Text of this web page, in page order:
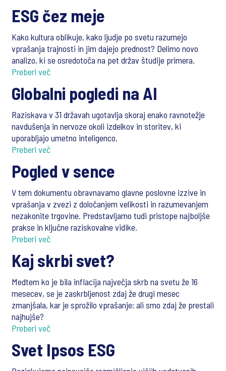
ESG čez meje
Kako kultura oblikuje, kako ljudje po svetu razumejo
vprašanja trajnosti in jim dajejo prednost? Delimo novo
analizo, ki se osredotoča na pet držav študije primera.
Preberi več
Globalni pogledi na AI
Raziskava v 31 državah ugotavlja skoraj enako ravnotežje
navdušenja in nervoze okoli izdelkov in storitev, ki
uporabljajo umetno inteligenco.
Preberi več
Pogled v sence
V tem dokumentu obravnavamo glavne poslovne izzive in
vprašanja v zvezi z določanjem velikosti in razumevanjem
nezakonite trgovine. Predstavljamo tudi pristope najboljše
prakse in ključne raziskovalne vidike.
Preberi več
Kaj skrbi svet?
Medtem ko je bila inflacija največja skrb na svetu že 16
mesecev, se je zaskrbljenost zdaj že drugi mesec
zmanjšala, kar je sprožilo vprašanje: ali smo zdaj že prestali
najhujše?
Preberi več
Svet Ipsos ESG